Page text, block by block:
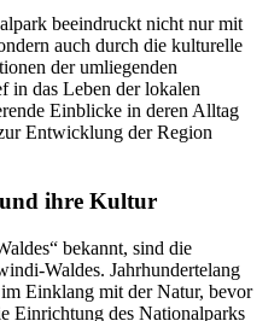
beeindruckt nicht nur mit
auch durch die kulturelle
der umliegenden
in das Leben der lokalen
Einblicke in deren Alltag
Entwicklung der Region
und ihre Kultur
bekannt, sind die
Waldes. Jahrhundertelang
Einklang mit der Natur, bevor
Einrichtung des Nationalparks